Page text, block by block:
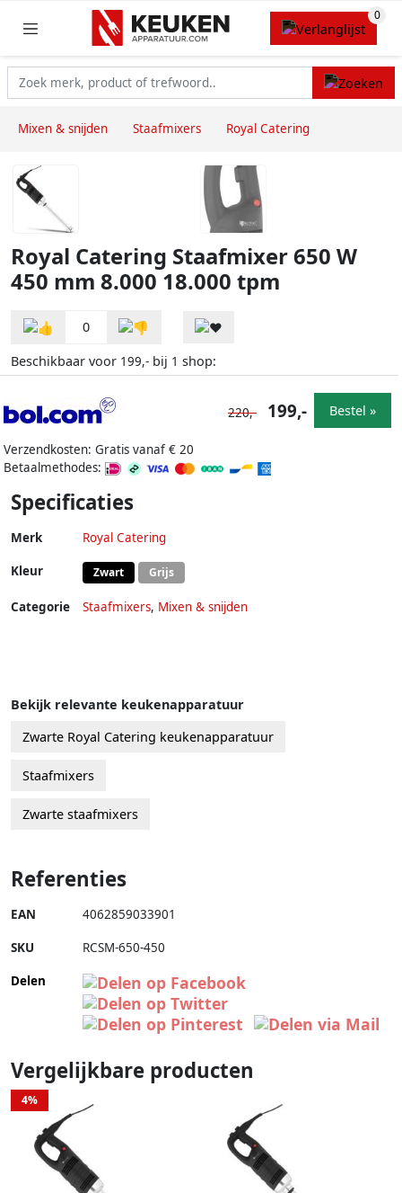
Mixen & snijden Staafmixers Royal Catering
Royal Catering Staafmixer 650 W
450 mm 8.000 18.000 tpm
0
Beschikbaar voor 199,- bij 1 shop:
Verzendkosten: Gratis vanaf € 20
Betaalmethodes:
220,- 199,- Bestel »
Specificaties
Merk Royal Catering
Kleur Zwart Grijs
Categorie Staafmixers, Mixen & snijden
Bekijk relevante keukenapparatuur
Zwarte Royal Catering keukenapparatuur
Staafmixers
Zwarte staafmixers
Referenties
EAN 4062859033901
SKU RCSM-650-450
Delen
Vergelijkbare producten
4%